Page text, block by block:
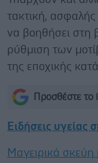
τακτική,
να βοηθήσει στη
ρύθμιση των
της εποχικής
Προσθέστε
Ειδήσεις υγείας
Μαγειρικά σκεύη